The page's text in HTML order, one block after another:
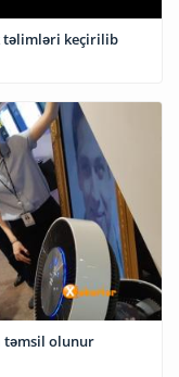
təlimləri keçirilib
təmsil olunur